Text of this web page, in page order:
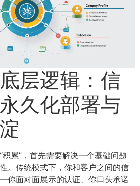
层逻辑：信
久化部署与
累”，首先需要解决一个基础问题
传统模式下，你和客户之间的信
面对面展示的认证、你口头承诺